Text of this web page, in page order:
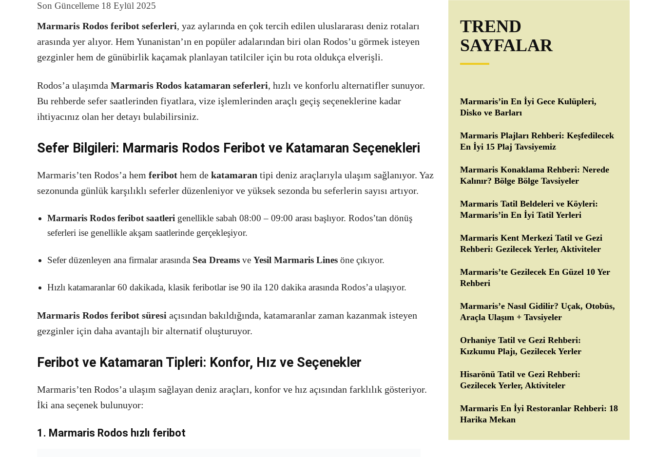
Son Güncelleme 18 Eylül 2025
Marmaris Rodos feribot seferleri, yaz aylarında en çok tercih edilen uluslararası deniz rotaları
arasında yer alıyor. Hem Yunanistan’ın en popüler adalarından biri olan Rodos’u görmek isteyen
gezginler hem de günübirlik kaçamak planlayan tatilciler için bu rota oldukça elverişli.
Rodos’a ulaşımda Marmaris Rodos katamaran seferleri, hızlı ve konforlu alternatifler sunuyor.
Bu rehberde sefer saatlerinden fiyatlara, vize işlemlerinden araçlı geçiş seçeneklerine kadar
ihtiyacınız olan her detayı bulabilirsiniz.
Sefer Bilgileri: Marmaris Rodos Feribot ve Katamaran Seçenekleri
Marmaris’ten Rodos’a hem feribot hem de katamaran tipi deniz araçlarıyla ulaşım sağlanıyor. Yaz
sezonunda günlük karşılıklı seferler düzenleniyor ve yüksek sezonda bu seferlerin sayısı artıyor.
Marmaris Rodos feribot saatleri genellikle sabah 08:00 – 09:00 arası başlıyor. Rodos’tan dönüş
seferleri ise genellikle akşam saatlerinde gerçekleşiyor.
Sefer düzenleyen ana firmalar arasında Sea Dreams ve Yesil Marmaris Lines öne çıkıyor.
Hızlı katamaranlar 60 dakikada, klasik feribotlar ise 90 ila 120 dakika arasında Rodos’a ulaşıyor.
Marmaris Rodos feribot süresi açısından bakıldığında, katamaranlar zaman kazanmak isteyen
gezginler için daha avantajlı bir alternatif oluşturuyor.
Feribot ve Katamaran Tipleri: Konfor, Hız ve Seçenekler
Marmaris’ten Rodos’a ulaşım sağlayan deniz araçları, konfor ve hız açısından farklılık gösteriyor.
İki ana seçenek bulunuyor:
1. Marmaris Rodos hızlı feribot
TREND
SAYFALAR
Marmaris’in En İyi Gece Kulüpleri,
Disko ve Barları
Marmaris Plajları Rehberi: Keşfedilecek
En İyi 15 Plaj Tavsiyemiz
Marmaris Konaklama Rehberi: Nerede
Kalınır? Bölge Bölge Tavsiyeler
Marmaris Tatil Beldeleri ve Köyleri:
Marmaris’in En İyi Tatil Yerleri
Marmaris Kent Merkezi Tatil ve Gezi
Rehberi: Gezilecek Yerler, Aktiviteler
Marmaris’te Gezilecek En Güzel 10 Yer
Rehberi
Marmaris’e Nasıl Gidilir? Uçak, Otobüs,
Araçla Ulaşım + Tavsiyeler
Orhaniye Tatil ve Gezi Rehberi:
Kızkumu Plajı, Gezilecek Yerler
Hisarönü Tatil ve Gezi Rehberi:
Gezilecek Yerler, Aktiviteler
Marmaris En İyi Restoranlar Rehberi: 18
Harika Mekan